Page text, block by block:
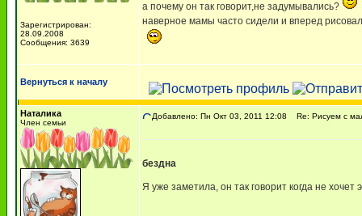
Зарегистрирован:
28.09.2008
Сообщения: 3639
а почему он так говорит,не задумывались?
наверное мамы часто сидели и вперед
Вернуться к началу
Наталика
Член семьи
Добавлено: Пн Окт 03, 2011 12:08 Re: Рисуем с
бездна
Я уже заметила, он так говорит когда не